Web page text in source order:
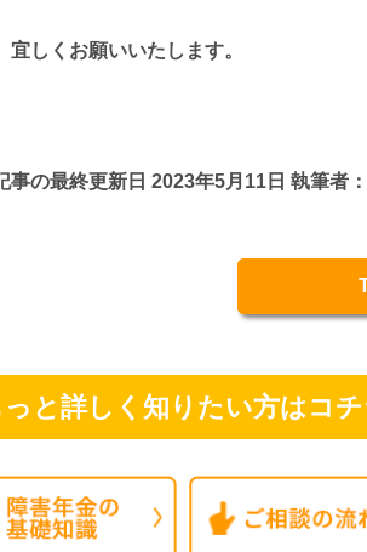
宜しくお願いいたします。
事の最終更新日 2023年5月11日 執筆者：
っと詳しく知りたい方はコ